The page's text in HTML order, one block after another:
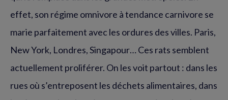
effet, son régime omnivore à tendance carnivore se
marie parfaitement avec les ordures des villes. Paris,
New York, Londres, Singapour… Ces rats semblent
actuellement proliférer. On les voit partout : dans les
rues où s’entreposent les déchets alimentaires, dans